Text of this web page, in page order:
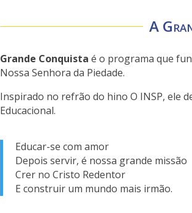
A
Grande Conquista é o programa que
Nossa Senhora da Piedade.
Inspirado no refrão do hino O INSP, ele
Educacional.
Educar-se com amor
Depois servir, é nossa grande missão
Crer no Cristo Redentor
E construir um mundo mais irmão.